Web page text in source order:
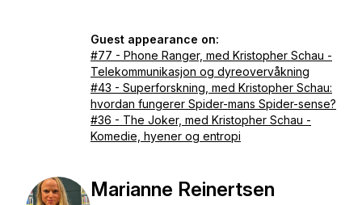
Guest appearance on:
#77 - Phone Ranger, med Kristopher Schau -
Telekommunikasjon og dyreovervåkning
#43 - Superforskning, med Kristopher Schau:
hvordan fungerer Spider-mans Spider-sense?
#36 - The Joker, med Kristopher Schau -
Komedie, hyener og entropi
Marianne Reinertsen